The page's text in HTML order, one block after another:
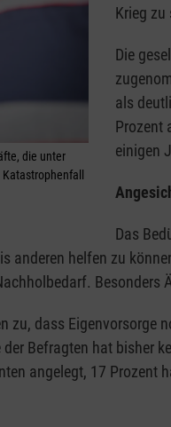
die unter
Krieg
Die
als
Prozent
einigen
Das
anderen helfen zu
zu, dass
Befragten hat bisher
angelegt, 17 Prozent